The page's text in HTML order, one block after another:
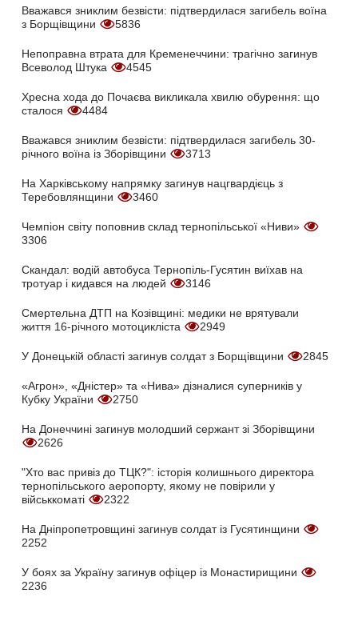
Вважався зниклим безвісти: підтвердилася загибель воїна
з Борщівщини
5836
Непоправна втрата для Кременеччини: трагічно загинув
Всеволод Штука
4545
Хресна хода до Почаєва викликала хвилю обурення: що
сталося
4484
Вважався зниклим безвісти: підтвердилася загибель 30-
річного воїна із Зборівщини
3713
На Харківському напрямку загинув нацгвардієць з
Теребовлянщини
3460
Чемпіон світу поповнив склад тернопільської «Ниви»
3306
Скандал: водій автобуса Тернопіль-Гусятин виїхав на
тротуар і кидався на людей
3146
Смертельна ДТП на Козівщині: медики не врятували
життя 16-річного мотоцикліста
2949
У Донецькій області загинув солдат з Борщівщини 2845
«Агрон», «Дністер» та «Нива» дізналися суперників у
Кубку України
2750
На Донеччині загинув молодший сержант зі Зборівщини
2626
"Хто вас привіз до ТЦК?": історія колишнього директора
тернопільського аеропорту, якому не повірили у
військкоматі
2322
На Дніпропетровщині загинув солдат із Гусятинщини
2252
У боях за Україну загинув офіцер із Монастирищини
2236